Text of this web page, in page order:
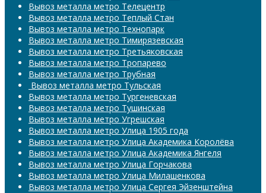
Вывоз металла метро Телецентр
Вывоз металла метро Теплый Стан
Вывоз металла метро Технопарк
Вывоз металла метро Тимирязевская
Вывоз металла метро Третьяковская
Вывоз металла метро Тропарево
Вывоз металла метро Трубная
​​​​​​​ Вывоз металла метро Тульская
Вывоз металла метро Тургеневская
Вывоз металла метро Тушинская
Вывоз металла метро Угрешская
Вывоз металла метро Улица 1905 года
Вывоз металла метро Улица Академика Королёва
Вывоз металла метро Улица Академика Янгеля
Вывоз металла метро Улица Горчакова
Вывоз металла метро Улица Милашенкова
Вывоз металла метро Улица Сергея Эйзенштейна